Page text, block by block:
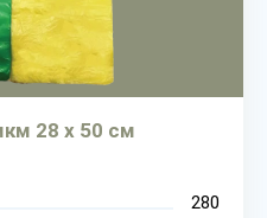
28 х 50 см
280